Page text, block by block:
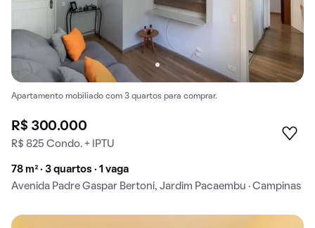
Apartamento mobiliado com 3 quartos para comprar.
R$ 300.000
R$ 825 Condo. + IPTU
78 m² · 3 quartos · 1 vaga
Avenida Padre Gaspar Bertoni, Jardim Pacaembu · Campinas